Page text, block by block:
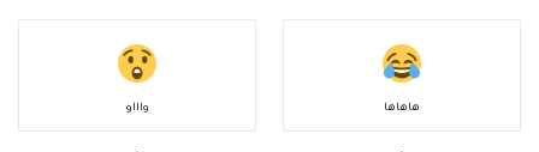
هاهاها واااو